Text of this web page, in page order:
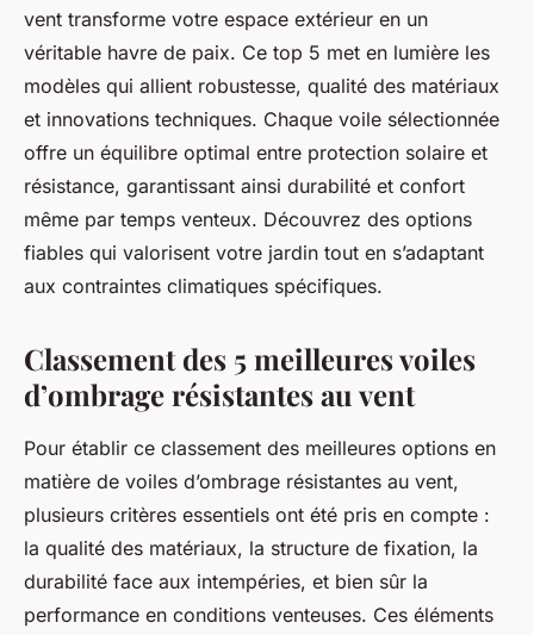
vent transforme votre espace extérieur en un
véritable havre de paix. Ce top 5 met en lumière les
modèles qui allient robustesse, qualité des matériaux
et innovations techniques. Chaque voile sélectionnée
offre un équilibre optimal entre protection solaire et
résistance, garantissant ainsi durabilité et confort
même par temps venteux. Découvrez des options
fiables qui valorisent votre jardin tout en s’adaptant
aux contraintes climatiques spécifiques.
Classement des 5 meilleures voiles
d’ombrage résistantes au vent
Pour établir ce classement des meilleures options en
matière de voiles d’ombrage résistantes au vent,
plusieurs critères essentiels ont été pris en compte :
la qualité des matériaux, la structure de fixation, la
durabilité face aux intempéries, et bien sûr la
performance en conditions venteuses. Ces éléments